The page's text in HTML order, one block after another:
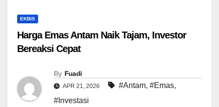
EKBIS
Harga Emas Antam Naik Tajam, Investor
Bereaksi Cepat
By Fuadi
APR 21, 2026 #Antam, #Emas,
#Investasi